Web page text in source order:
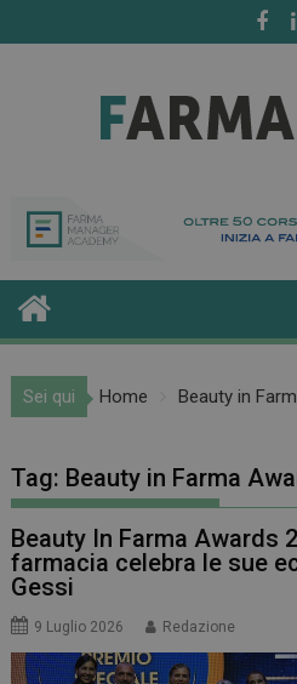
to
Sei qui Home Beauty in
Tag: Beauty in Farma
Beauty In Farma Awards
farmacia celebra le sue
Gessi
9 Luglio 2026 Redazione